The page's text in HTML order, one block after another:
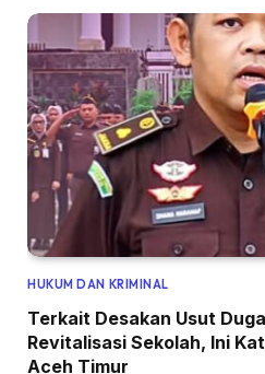
HUKUM DAN KRIMINAL
Terkait Desakan Usut
Revitalisasi Sekolah, Ini
Aceh Timur